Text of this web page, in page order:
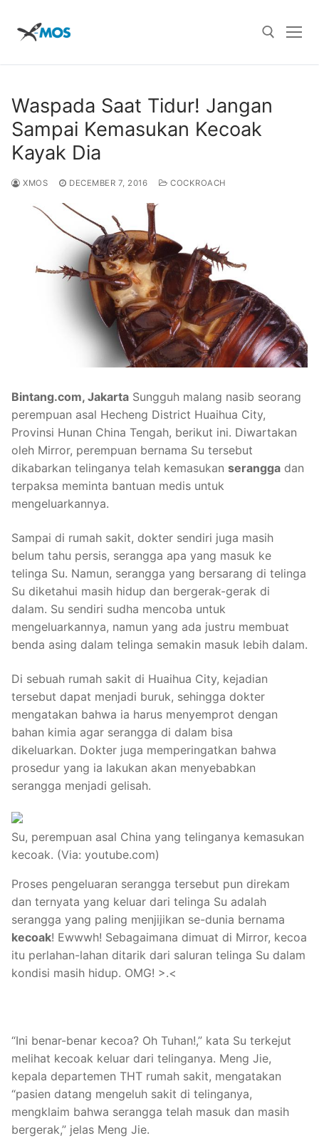
content
Waspada Saat Tidur! Jangan
Sampai Kemasukan Kecoak
Kayak Dia
XMOS DECEMBER 7, 2016 COCKROACH
Bintang.com, Jakarta Sungguh malang nasib seorang
perempuan asal Hecheng District Huaihua City,
Provinsi Hunan China Tengah, berikut ini. Diwartakan
oleh Mirror, perempuan bernama Su tersebut
dikabarkan telinganya telah kemasukan serangga dan
terpaksa meminta bantuan medis untuk
mengeluarkannya.
Sampai di rumah sakit, dokter sendiri juga masih
belum tahu persis, serangga apa yang masuk ke
telinga Su. Namun, serangga yang bersarang di telinga
Su diketahui masih hidup dan bergerak-gerak di
dalam. Su sendiri sudha mencoba untuk
mengeluarkannya, namun yang ada justru membuat
benda asing dalam telinga semakin masuk lebih dalam.
Di sebuah rumah sakit di Huaihua City, kejadian
tersebut dapat menjadi buruk, sehingga dokter
mengatakan bahwa ia harus menyemprot dengan
bahan kimia agar serangga di dalam bisa
dikeluarkan. Dokter juga memperingatkan bahwa
prosedur yang ia lakukan akan menyebabkan
serangga menjadi gelisah.
Su, perempuan asal China yang telinganya kemasukan
kecoak. (Via: youtube.com)
Proses pengeluaran serangga tersebut pun direkam
dan ternyata yang keluar dari telinga Su adalah
serangga yang paling menjijikan se-dunia bernama
kecoak! Ewwwh! Sebagaimana dimuat di Mirror, kecoa
itu perlahan-lahan ditarik dari saluran telinga Su dalam
kondisi masih hidup. OMG! >.<
“Ini benar-benar kecoa? Oh Tuhan!,” kata Su terkejut
melihat kecoak keluar dari telinganya. Meng Jie,
kepala departemen THT rumah sakit, mengatakan
“pasien datang mengeluh sakit di telinganya,
mengklaim bahwa serangga telah masuk dan masih
bergerak,” jelas Meng Jie.